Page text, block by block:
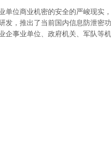
单位商业机密的安全的严峻现实
发，推出了当前国内信息防泄密
企事业单位、政府机关、军队等机